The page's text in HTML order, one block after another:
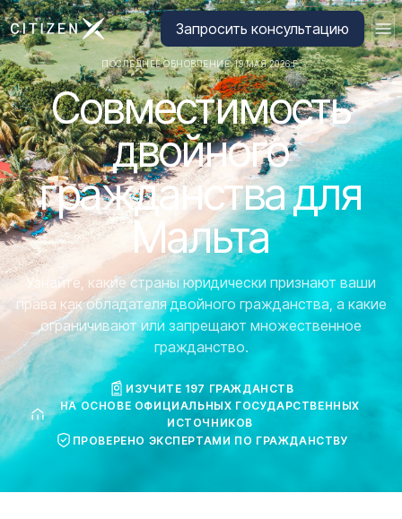
Перейти на главную страницу CitizenX
Запросить консультацию
ПОСЛЕДНЕЕ ОБНОВЛЕНИЕ: 19 МАЯ 2026 Г.
Совместимость
двойного
гражданства для
Мальта
Узнайте, какие страны юридически признают ваши
права как обладателя двойного гражданства, а какие
ограничивают или запрещают множественное
гражданство.
ИЗУЧИТЕ 197 ГРАЖДАНСТВ
НА ОСНОВЕ ОФИЦИАЛЬНЫХ ГОСУДАРСТВЕННЫХ
ИСТОЧНИКОВ
ПРОВЕРЕНО ЭКСПЕРТАМИ ПО ГРАЖДАНСТВУ